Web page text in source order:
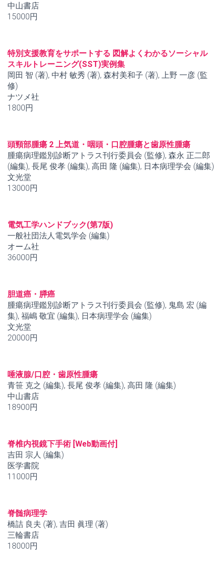
中山書店
15000円
特別支援教育をサポートする 図解よくわかるソーシャル
スキルトレーニング(SST)実例集
岡田 智 (著), 中村 敏秀 (著), 森村美和子 (著), 上野 一彦 (監
修)
ナツメ社
1800円
頭頸部腫瘍 2 上気道・咽頭・口腔腫瘍と歯原性腫瘍
腫瘍病理鑑別診断アトラス刊行委員会 (監修), 森永 正二郎
(編集), 長尾 俊孝 (編集), 高田 隆 (編集), 日本病理学会 (編集)
文光堂
13000円
電気工学ハンドブック(第7版)
一般社団法人電気学会 (編集)
オーム社
36000円
胆道癌・膵癌
腫瘍病理鑑別診断アトラス刊行委員会 (監修), 鬼島 宏 (編
集), 福嶋 敬宜 (編集), 日本病理学会 (編集)
文光堂
20000円
唾液腺/口腔・歯原性腫瘍
青笹 克之 (編集), 長尾 俊孝 (編集), 高田 隆 (編集)
中山書店
18900円
脊椎内視鏡下手術 [Web動画付]
吉田 宗人 (編集)
医学書院
11000円
脊髄病理学
橋詰 良夫 (著), 吉田 眞理 (著)
三輪書店
18000円